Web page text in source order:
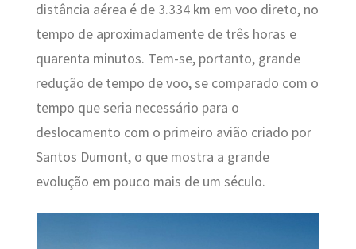
distância aérea é de 3.334 km em voo direto, no
tempo de aproximadamente de três horas e
quarenta minutos. Tem-se, portanto, grande
redução de tempo de voo, se comparado com o
tempo que seria necessário para o
deslocamento com o primeiro avião criado por
Santos Dumont, o que mostra a grande
evolução em pouco mais de um século.